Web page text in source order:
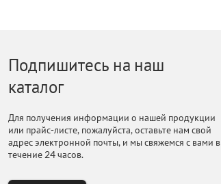
Подпишитесь на наш
каталог
Для получения информации о нашей продукции
или прайс-листе, пожалуйста, оставьте нам свой
адрес электронной почты, и мы свяжемся с вами в
течение 24 часов.